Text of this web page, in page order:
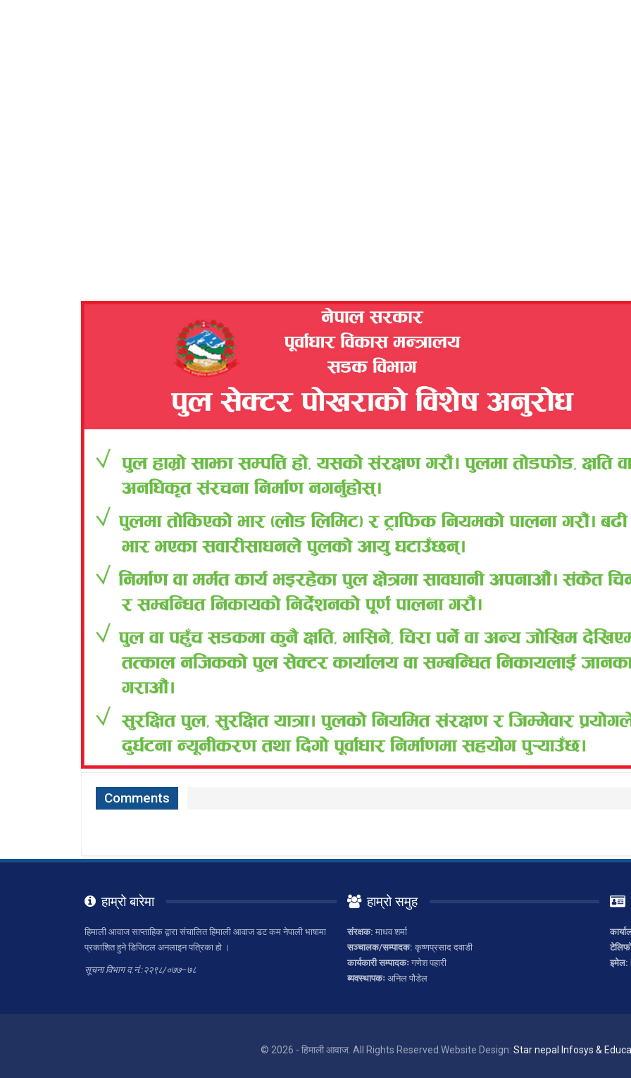
Comments
हाम्रो बारेमा
हिमाली आवाज साप्ताहिक द्वारा संचालित हिमाली आवाज डट कम नेपाली भाषामा
प्रकाशित हुने डिजिटल अनलाइन पत्रिका हो ।
सूचना विभाग द.नं.:२२९८/०७७–७८
हाम्रो समुह
संरक्षक: माधव शर्मा
सञ्चालक/सम्पादक: कृष्णप्रसाद दवाडी
कार्यकारी सम्पादकःगणेश पहारी
ब्यवस्थापकःअनिल पौडेल
इमेल:
© 2026 - हिमाली आवाज. All Rights Reserved. Website Design: Star nepal Infosys &